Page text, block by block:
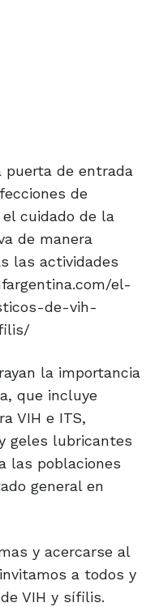
puerta de entrada
de
cuidado de la
de manera
las actividades
el-
de-vih-
la importancia
que incluye
VIH e ITS,
geles lubricantes
las poblaciones
general en
y acercarse al
a todos y
VIH y sífilis.